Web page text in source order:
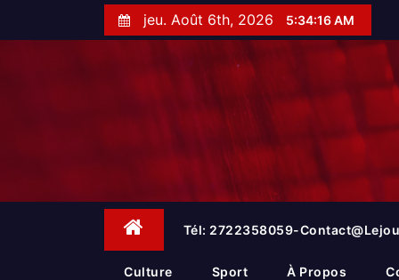
t
jeu. Août 6th, 2026 5:34:17 AM
Tél: 2722358059-
Culture Sport À Propos